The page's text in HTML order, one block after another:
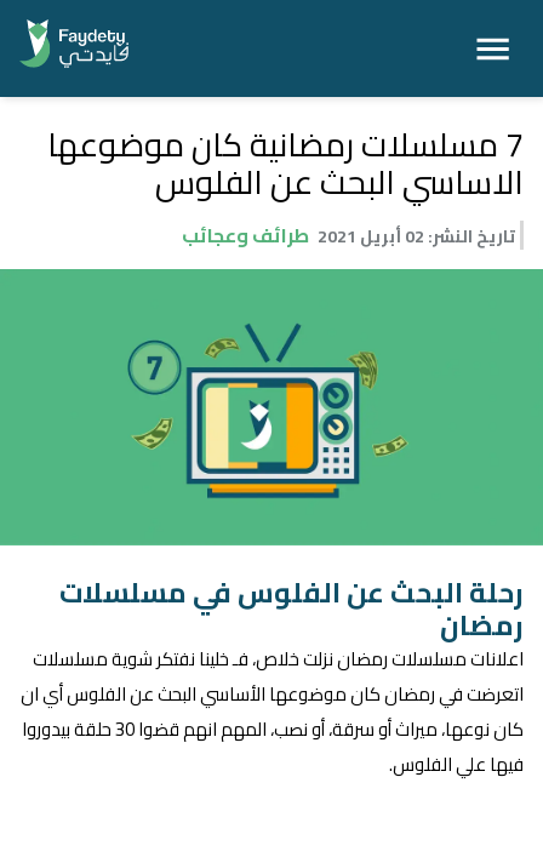
7 مسلسلات رمضانية كان موضوعها
الاساسي البحث عن الفلوس
تاريخ النشر:02 أبريل 2021 طرائف وعجائب
رحلة البحث عن الفلوس في مسلسلات
رمضان
اعلانات مسلسلات رمضان نزلت خلاص، فـ خلينا نفتكر شوية مسلسلات
اتعرضت في رمضان كان موضوعها الأساسي البحث عن الفلوس أي ان
كان نوعها، ميراث أو سرقة، أو نصب، المهم انهم قضوا 30 حلقة بيدوروا
فيها علي الفلوس.